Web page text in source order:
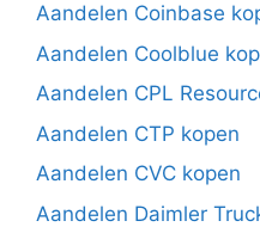
Aandelen Coinbase
Aandelen Coolblue
Aandelen CPL
Aandelen CTP kopen
Aandelen CVC kopen
Aandelen Daimler